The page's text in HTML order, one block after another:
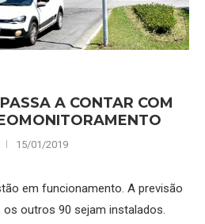
A CONTAR COM
15/01/2019
em funcionamento. A previsão
outros 90 sejam instalados.